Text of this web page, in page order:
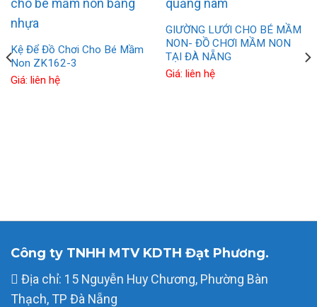
Kệ Để Đồ Chơi Cho Bé Mầm
Non ZK162-3
Giá: liên hệ
GIƯỜNG LƯỚI CHO BÉ MẦM
NON- ĐỒ CHƠI MẦM NON
TẠI ĐÀ NẴNG
Giá: liên hệ
Công ty TNHH MTV KDTH Đạt Phương.
Địa chỉ: 15 Nguyễn Huy Chương, Phường Bàn
Thạch, TP Đà Nẵng